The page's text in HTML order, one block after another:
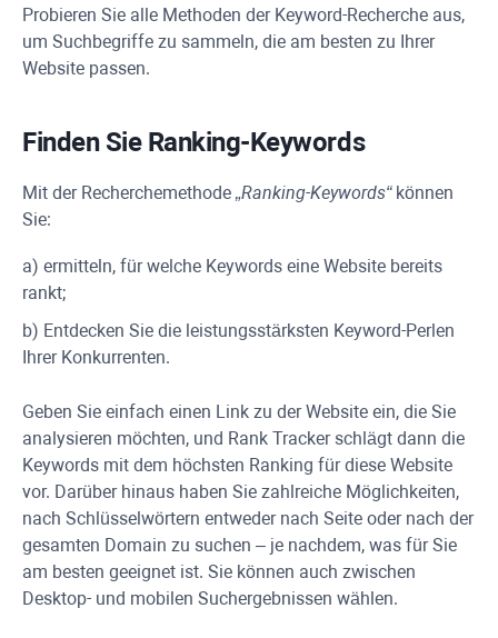
Probieren Sie alle Methoden der Keyword-Recherche aus,
um Suchbegriffe zu sammeln, die am besten zu Ihrer
Website passen.
Finden Sie Ranking-Keywords
Mit der Recherchemethode „Ranking-Keywords“können
Sie:
a) ermitteln, für welche Keywords eine Website bereits
rankt;
b) Entdecken Sie die leistungsstärksten Keyword-Perlen
Ihrer Konkurrenten.
Geben Sie einfach einen Link zu der Website ein, die Sie
analysieren möchten, und Rank Trackerschlägt dann die
Keywords mit dem höchsten Ranking für diese Website
vor. Darüber hinaus haben Sie zahlreiche Möglichkeiten,
nach Schlüsselwörtern entweder nach Seite oder nach der
gesamten Domain zu suchen – je nachdem, was für Sie
am besten geeignet ist. Sie können auch zwischen
Desktop- und mobilen Suchergebnissen wählen.